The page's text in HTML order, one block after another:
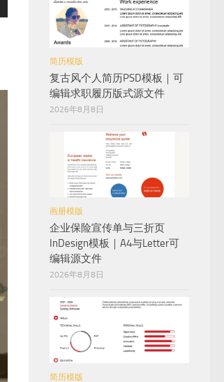
简历模版
复古风个人简历PSD模板｜可
编辑求职履历版式源文件
2026年8月8日
画册模版
企业保险宣传单与三折页
InDesign模板｜A4与Letter可
编辑源文件
2026年8月8日
简历模版